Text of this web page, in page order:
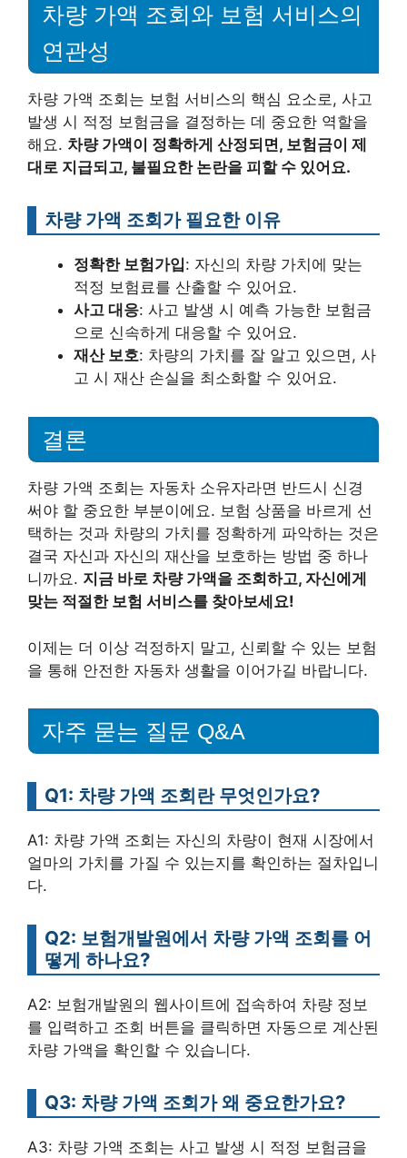
차량 가액 조회와 보험 서비스의
연관성
차량 가액 조회는 보험 서비스의 핵심 요소로, 사고
발생 시 적정 보험금을 결정하는 데 중요한 역할을
해요. 차량 가액이 정확하게 산정되면, 보험금이 제
대로 지급되고, 불필요한 논란을 피할 수 있어요.
차량 가액 조회가 필요한 이유
정확한 보험가입: 자신의 차량 가치에 맞는
적정 보험료를 산출할 수 있어요.
사고 대응: 사고 발생 시 예측 가능한 보험금
으로 신속하게 대응할 수 있어요.
재산 보호: 차량의 가치를 잘 알고 있으면, 사
고 시 재산 손실을 최소화할 수 있어요.
결론
차량 가액 조회는 자동차 소유자라면 반드시 신경
써야 할 중요한 부분이에요. 보험 상품을 바르게 선
택하는 것과 차량의 가치를 정확하게 파악하는 것은
결국 자신과 자신의 재산을 보호하는 방법 중 하나
니까요. 지금 바로 차량 가액을 조회하고, 자신에게
맞는 적절한 보험 서비스를 찾아보세요!
이제는 더 이상 걱정하지 말고, 신뢰할 수 있는 보험
을 통해 안전한 자동차 생활을 이어가길 바랍니다.
자주 묻는 질문 Q&A
Q1: 차량 가액 조회란 무엇인가요?
A1: 차량 가액 조회는 자신의 차량이 현재 시장에서
얼마의 가치를 가질 수 있는지를 확인하는 절차입니
다.
Q2: 보험개발원에서 차량 가액 조회를 어
떻게 하나요?
A2: 보험개발원의 웹사이트에 접속하여 차량 정보
를 입력하고 조회 버튼을 클릭하면 자동으로 계산된
차량 가액을 확인할 수 있습니다.
Q3: 차량 가액 조회가 왜 중요한가요?
A3: 차량 가액 조회는 사고 발생 시 적정 보험금을